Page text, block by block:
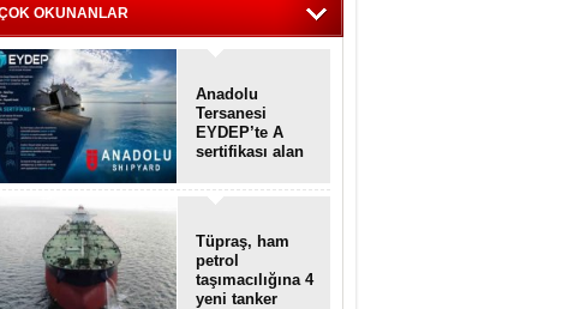
OKUNANLAR
Anadolu
Tersanesi
EYDEP’te A
sertifikası alan
Tüpraş, ham
petrol
taşımacılığına 4
yeni tanker